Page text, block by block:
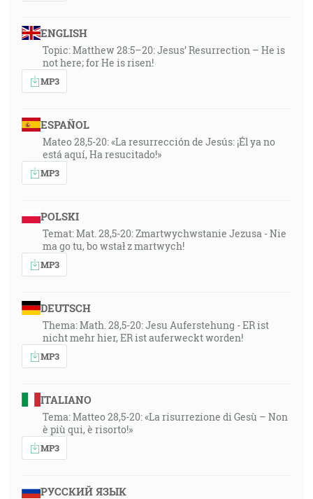
ENGLISH
Topic: Matthew 28:5–20: Jesus’ Resurrection – He is
not here; for He is risen!
MP3
ESPAÑOL
Mateo 28,5-20: «La resurrección de Jesús: ¡Él ya no
está aquí, Ha resucitado!»
MP3
POLSKI
Temat: Mat. 28,5-20: Zmartwychwstanie Jezusa - Nie
ma go tu, bo wstał z martwych!
MP3
DEUTSCH
Thema: Math. 28,5-20: Jesu Auferstehung - ER ist
nicht mehr hier, ER ist auferweckt worden!
MP3
ITALIANO
Tema: Matteo 28,5-20: «La risurrezione di Gesù – Non
è più qui, è risorto!»
MP3
РУССКИЙ ЯЗЫК